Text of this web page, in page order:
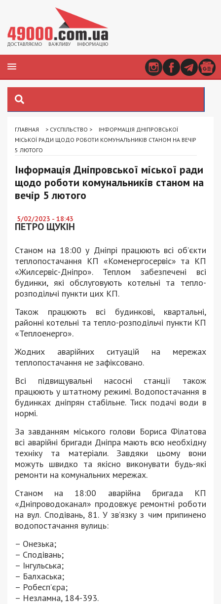
ГЛАВНАЯ > СУСПІЛЬСТВО >
ІНФОРМАЦІЯ ДНІПРОВСЬКОЇ
МІСЬКОЇ РАДИ ЩОДО РОБОТИ КОМУНАЛЬНИКІВ СТАНОМ НА ВЕЧІР
5 ЛЮТОГО
Інформація Дніпровської міської ради
щодо роботи комунальників станом на
вечір 5 лютого
5/02/2023 - 18:43
ПЕТРО ЩУКІН
Станом на 18:00 у Дніпрі працюють всі об’єкти
теплопостачання КП «Коменергосервіс» та КП
«Жилсервіс-Дніпро». Теплом забезпечені всі
будинки, які обслуговують котельні та тепло-
розподільчі пункти цих КП.
Також працюють всі будинкові, квартальні,
районні котельні та тепло-розподільчі пункти КП
«Теплоенерго».
Жодних аварійних ситуацій на мережах
теплопостачання не зафіксовано.
Всі підвищувальні насосні станції також
працюють у штатному режимі. Водопостачання в
будинках дніпрян стабільне. Тиск подачі води в
нормі.
За завданням міського голови Бориса Філатова
всі аварійні бригади Дніпра мають всю необхідну
техніку та матеріали. Завдяки цьому вони
можуть швидко та якісно виконувати будь-які
ремонти на комунальних мережах.
Станом на 18:00 аварійна бригада КП
«Дніпроводоканал» продовжує ремонтні роботи
на вул. Сподівань, 81. У зв’язку з чим припинено
водопостачання вулиць:
– Онезька;
– Сподівань;
– Інгульська;
– Балхаська;
– Робесп’єра;
– Незламна, 184-393.